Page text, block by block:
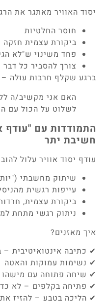
יסוד האוויר מאתגר את
חוסר החלטיות
ביקורת עצמית חזקה
פחד משינוי ש"לא
צורך להסביר כל
ברגע שקלף חרבות עולה
האם אני מקשיב/ה
לשלוט על הכול עם
התמודדות עם "עודף
חשיבת יתר
עודף יסוד אוויר עלול
שיתוק מחשבתי
עייפות רגשית
ביקורת עצמית,
ניתוק רגשי מתחת
איך מאזנים?
✔ כתיבה אינטואיטיבית –
✔ נשימות עמוקות והאטה
✔ שיחה פתוחה עם
✔ פתיחה בקלפים – לא
✔ הליכה בטבע – להזיז